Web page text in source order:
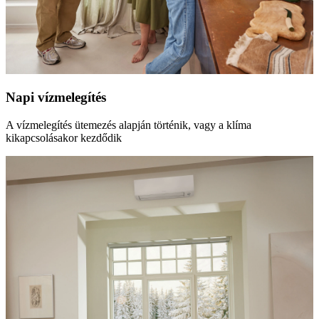
Napi vízmelegítés
A vízmelegítés ütemezés alapján történik, vagy a klíma
kikapcsolásakor kezdődik